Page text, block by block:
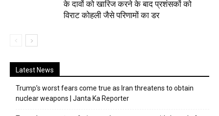
के दावों को खारिज करने के बाद प्रशंसकों को
विराट कोहली जैसे परिणामों का डर
Latest News
Trump’s worst fears come true as Iran threatens to obtain
nuclear weapons | Janta Ka Reporter